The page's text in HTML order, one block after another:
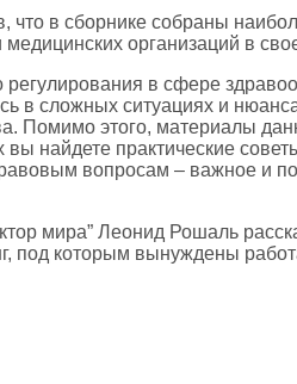
в сборнике собраны
организаций в
в сфере
в сложных ситуациях и
Помимо этого, материалы
найдете практические
вопросам – важное и
мира” Леонид Рошаль
под которым вынуждены